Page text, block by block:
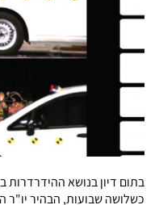
בתום דיון בנושא ההידרדרות
כשלושה שבועות, הבהיר יו"ר